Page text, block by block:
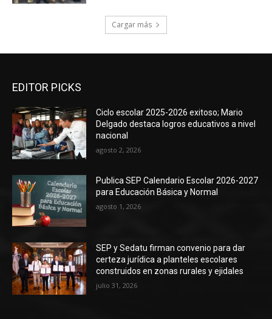
Cargar más
EDITOR PICKS
Ciclo escolar 2025-2026 exitoso; Mario
Delgado destaca logros educativos a nivel
nacional
agosto 2, 2026
Publica SEP Calendario Escolar 2026-2027
para Educación Básica y Normal
agosto 1, 2026
SEP y Sedatu firman convenio para dar
certeza jurídica a planteles escolares
construidos en zonas rurales y ejidales
julio 31, 2026